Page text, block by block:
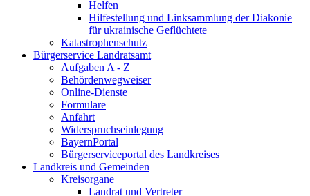
Helfen
Hilfestellung und Linksammlung der Diakonie
für ukrainische Geflüchtete
Katastrophenschutz
Bürgerservice Landratsamt
Aufgaben A - Z
Behördenwegweiser
Online-Dienste
Formulare
Anfahrt
Widerspruchseinlegung
BayernPortal
Bürgerserviceportal des Landkreises
Landkreis und Gemeinden
Kreisorgane
Landrat und Vertreter